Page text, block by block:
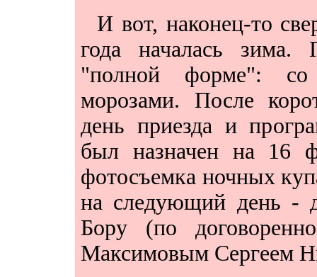
И вот, наконец-то
года началась
"полной форме": со
морозами. После
день приезда и
был назначен на 16
фотосъемка ночных
на следующий день -
Бору (по
Максимовым Сергеем